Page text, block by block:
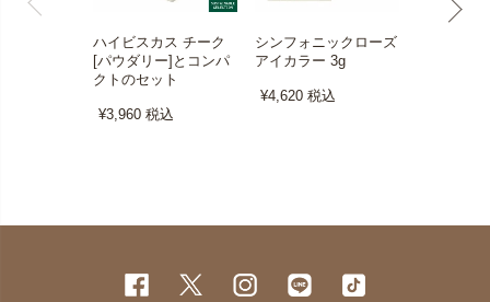
ハイビスカス チーク
[パウダリー]とコンパ
クトのセット
¥3,960税込
シンフォニックローズ
アイカラー 3g
¥4,620税込